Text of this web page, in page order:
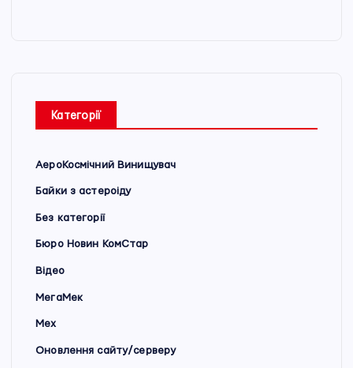
Категорії
АероКосмічний Винищувач
Байки з астероіду
Без категорії
Бюро Новин КомСтар
Відео
МегаМек
Мех
Оновлення сайту/серверу